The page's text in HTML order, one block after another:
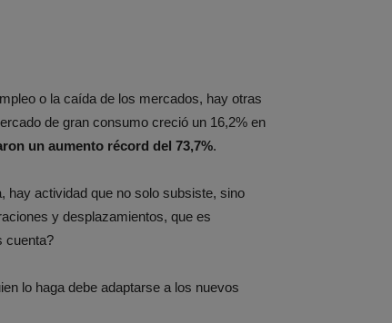
o la caída de los mercados, hay otras
de gran consumo creció un 16,2% en
un aumento récord del 73,7%.
hay actividad que no solo subsiste, sino
y desplazamientos, que es
cuenta?
lo haga debe adaptarse a los nuevos